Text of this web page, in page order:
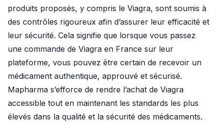
produits proposés, y compris le Viagra, sont soumis à
des contrôles rigoureux afin d’assurer leur efficacité et
leur sécurité. Cela signifie que lorsque vous passez
une commande de Viagra en France sur leur
plateforme, vous pouvez être certain de recevoir un
médicament authentique, approuvé et sécurisé.
Mapharma s’efforce de rendre l’achat de Viagra
accessible tout en maintenant les standards les plus
élevés dans la qualité et la sécurité des médicaments.